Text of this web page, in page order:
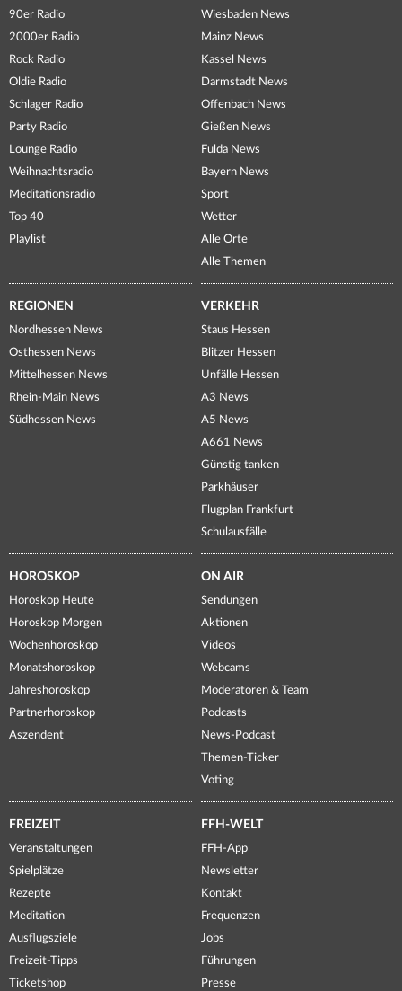
90er Radio
2000er Radio
Rock Radio
Oldie Radio
Schlager Radio
Party Radio
Lounge Radio
Weihnachtsradio
Meditationsradio
Top 40
Playlist
Wiesbaden News
Mainz News
Kassel News
Darmstadt News
Offenbach News
Gießen News
Fulda News
Bayern News
Sport
Wetter
Alle Orte
Alle Themen
REGIONEN
Nordhessen News
Osthessen News
Mittelhessen News
Rhein-Main News
Südhessen News
VERKEHR
Staus Hessen
Blitzer Hessen
Unfälle Hessen
A3 News
A5 News
A661 News
Günstig tanken
Parkhäuser
Flugplan Frankfurt
Schulausfälle
HOROSKOP
Horoskop Heute
Horoskop Morgen
Wochenhoroskop
Monatshoroskop
Jahreshoroskop
Partnerhoroskop
Aszendent
ON AIR
Sendungen
Aktionen
Videos
Webcams
Moderatoren & Team
Podcasts
News-Podcast
Themen-Ticker
Voting
FREIZEIT
Veranstaltungen
Spielplätze
Rezepte
Meditation
Ausflugsziele
Freizeit-Tipps
Ticketshop
FFH-WELT
FFH-App
Newsletter
Kontakt
Frequenzen
Jobs
Führungen
Presse